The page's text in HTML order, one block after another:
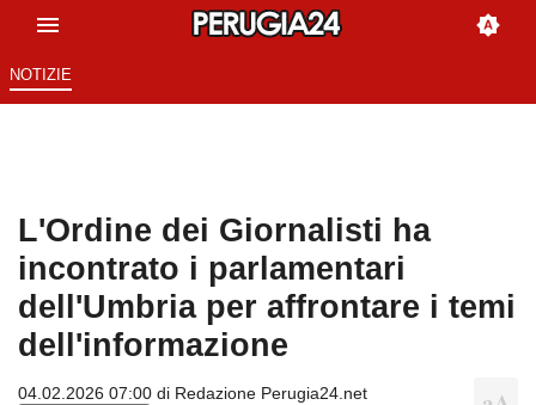
NOTIZIE
L'Ordine dei Giornalisti ha
incontrato i parlamentari
dell'Umbria per affrontare i temi
dell'informazione
04.02.2026 07:00 di Redazione Perugia24.net